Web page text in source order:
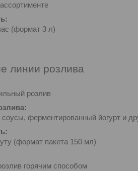
(формат 3 л)
линии розлива
розлив
ферментированный йогурт и
(формат пакета 150 мл)
горячим способом